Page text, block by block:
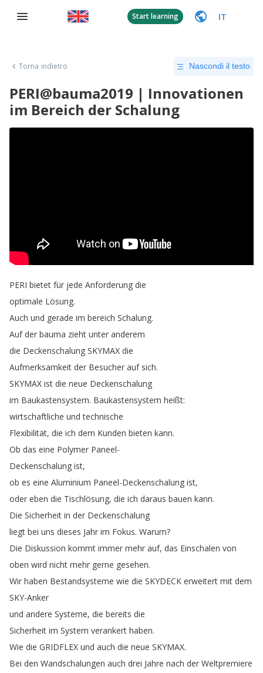
Start learning IT
Torna indietro Nascondi il testo
PERI@bauma2019 | Innovationen
im Bereich der Schalung
PERI bietet für jede Anforderung die
optimale Lösung.
Auch und gerade im bereich Schalung.
Auf der bauma zieht unter anderem
die Deckenschalung SKYMAX die
Aufmerksamkeit der Besucher auf sich.
SKYMAX ist die neue Deckenschalung
im Baukastensystem. Baukastensystem heißt:
wirtschaftliche und technische
Flexibilität, die ich dem Kunden bieten kann.
Ob das eine Polymer Paneel-
Deckenschalung ist,
ob es eine Aluminium Paneel-Deckenschalung ist,
oder eben die Tischlösung, die ich daraus bauen kann.
Die Sicherheit in der Deckenschalung
liegt bei uns dieses Jahr im Fokus. Warum?
Die Diskussion kommt immer mehr auf, das Einschalen von
oben wird nicht mehr gerne gesehen.
Wir haben Bestandsysteme wie die SKYDECK erweitert mit dem
SKY-Anker
und andere Systeme, die bereits die
Sicherheit im System verankert haben.
Wie die GRIDFLEX und auch die neue SKYMAX.
Bei den Wandschalungen auch drei Jahre nach der Weltpremiere